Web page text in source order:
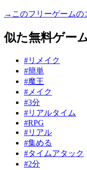
→このフリーゲームの
似た無料ゲー
#リメイク
#簡単
#魔王
#メイク
#3分
#リアルタイム
#RPG
#リアル
#集める
#タイムアタック
#2分